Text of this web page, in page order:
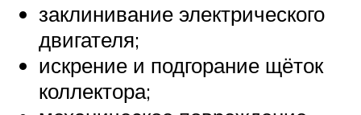
заклинивание электрического
двигателя;
искрение и подгорание щёток
коллектора;